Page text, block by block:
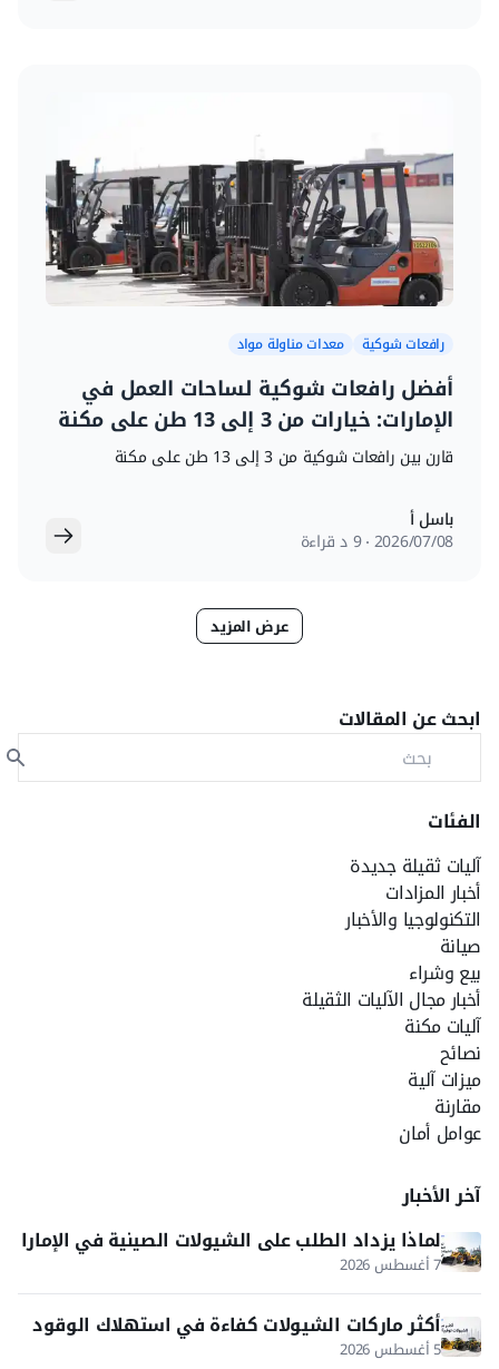
رافعات شوكية معدات مناولة مواد
أفضل رافعات شوكية لساحات العمل في
الإمارات: خيارات من 3 إلى 13 طن على مكنة
قارن بين رافعات شوكية من 3 إلى 13 طن على مكنة
باسل أ
08‏/07‏/2026 9 د قراءة
عرض المزيد
ابحث عن المقالات
الفئات
آليات ثقيلة جديدة
أخبار المزادات
التكنولوجيا والأخبار
صيانة
بيع وشراء
أخبار مجال الآليات الثقيلة
آليات مكنة
نصائح
ميزات آلية
مقارنة
عوامل أمان
آخر الأخبار
لماذا يزداد الطلب على الشيولات الصينية في الإمارا
ت والخليج؟
7 أغسطس 2026
أكثر ماركات الشيولات كفاءة في استهلاك الوقود
5 أغسطس 2026